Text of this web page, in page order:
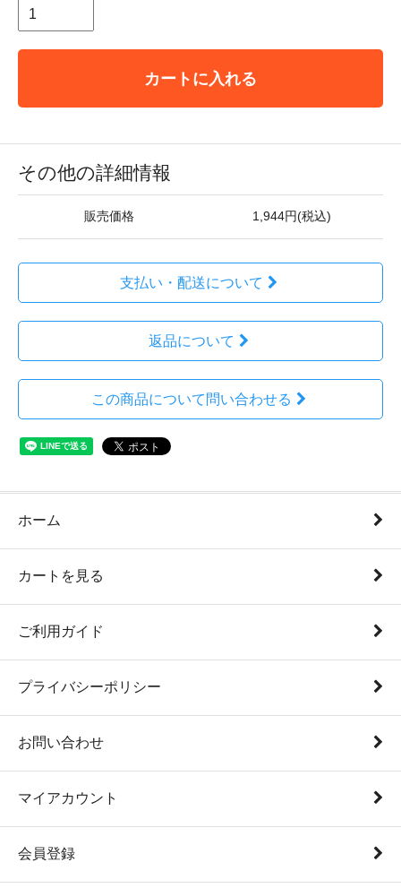
カートに入れる
その他の詳細情報
販売価格 1,944円(税込)
支払い・配送について
返品について
この商品について問い合わせる
ホーム
カートを見る
ご利用ガイド
プライバシーポリシー
お問い合わせ
マイアカウント
会員登録